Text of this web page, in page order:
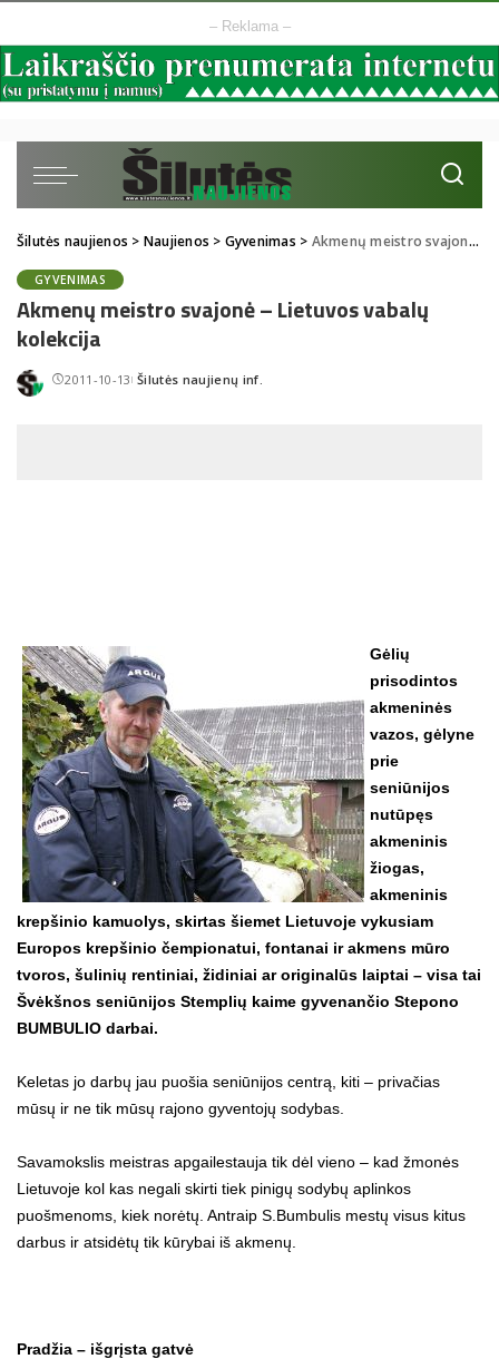
– Reklama –
Šilutės naujienos > Naujienos > Gyvenimas > Akmenų meistro svajonė – Lietuvos vabalų kolekcija
GYVENIMAS
Akmenų meistro svajonė – Lietuvos vabalų
kolekcija
2011-10-13Posted
Šilutės naujienų inf.
Gėlių
prisodintos
akmeninės
vazos, gėlyne
prie
seniūnijos
nutūpęs
akmeninis
žiogas,
akmeninis
krepšinio kamuolys, skirtas šiemet Lietuvoje vykusiam
Europos krepšinio čempionatui, fontanai ir akmens mūro
tvoros, šulinių rentiniai, židiniai ar originalūs laiptai – visa tai
Švėkšnos seniūnijos Stemplių kaime gyvenančio Stepono
BUMBULIO darbai.
Keletas jo darbų jau puošia seniūnijos centrą, kiti – privačias
mūsų ir ne tik mūsų rajono gyventojų sodybas.
Savamokslis meistras apgailestauja tik dėl vieno – kad žmonės
Lietuvoje kol kas negali skirti tiek pinigų sodybų aplinkos
puošmenoms, kiek norėtų. Antraip S.Bumbulis mestų visus kitus
darbus ir atsidėtų tik kūrybai iš akmenų.
Pradžia – išgrįsta gatvė